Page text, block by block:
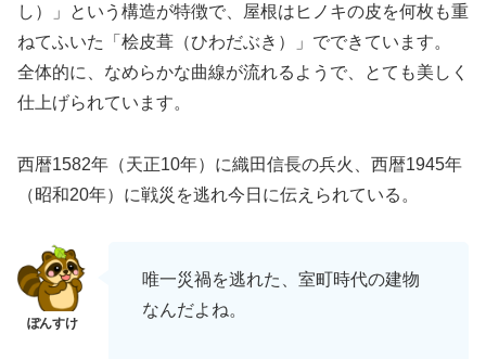
し）」という構造が特徴で、屋根はヒノキの皮を何枚も重
ねてふいた「桧皮葺（ひわだぶき）」でできています。
全体的に、なめらかな曲線が流れるようで、とても美しく
仕上げられています。
西暦1582年（天正10年）に織田信長の兵火、西暦1945年
（昭和20年）に戦災を逃れ今日に伝えられている。
唯一災禍を逃れた、室町時代の建物
なんだよね。